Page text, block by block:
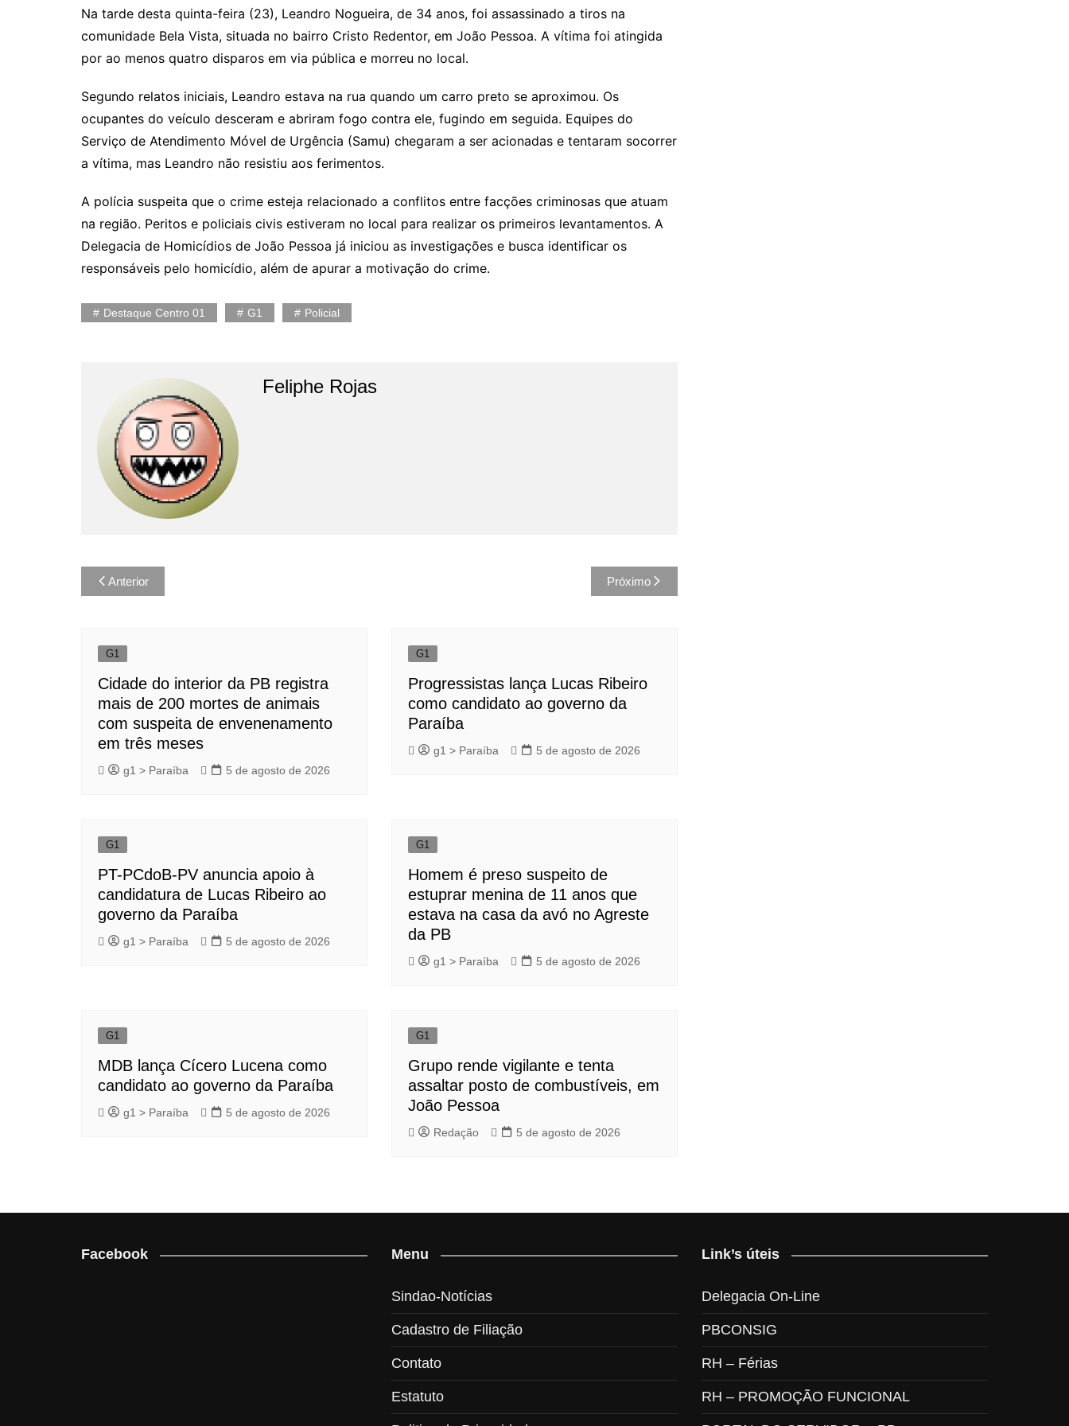
Na tarde desta quinta-feira (23), Leandro Nogueira, de 34 anos, foi assassinado a tiros na
comunidade Bela Vista, situada no bairro Cristo Redentor, em João Pessoa. A vítima foi atingida
por ao menos quatro disparos em via pública e morreu no local.
Segundo relatos iniciais, Leandro estava na rua quando um carro preto se aproximou. Os
ocupantes do veículo desceram e abriram fogo contra ele, fugindo em seguida. Equipes do
Serviço de Atendimento Móvel de Urgência (Samu) chegaram a ser acionadas e tentaram socorrer
a vítima, mas Leandro não resistiu aos ferimentos.
A polícia suspeita que o crime esteja relacionado a conflitos entre facções criminosas que atuam
na região. Peritos e policiais civis estiveram no local para realizar os primeiros levantamentos. A
Delegacia de Homicídios de João Pessoa já iniciou as investigações e busca identificar os
responsáveis pelo homicídio, além de apurar a motivação do crime.
Destaque Centro 01 G1 Policial
Feliphe Rojas
Navegação
de
Anterior Próximo
G1
Cidade do interior da PB registra
mais de 200 mortes de animais
com suspeita de envenenamento
em três meses
g1 > Paraíba 5 de agosto de 2026
G1
Progressistas lança Lucas Ribeiro
como candidato ao governo da
Paraíba
g1 > Paraíba 5 de agosto de 2026
G1
PT-PCdoB-PV anuncia apoio à
candidatura de Lucas Ribeiro ao
governo da Paraíba
g1 > Paraíba 5 de agosto de 2026
G1
Homem é preso suspeito de
estuprar menina de 11 anos que
estava na casa da avó no Agreste
da PB
g1 > Paraíba 5 de agosto de 2026
G1
MDB lança Cícero Lucena como
candidato ao governo da Paraíba
g1 > Paraíba 5 de agosto de 2026
G1
Grupo rende vigilante e tenta
assaltar posto de combustíveis, em
João Pessoa
Redação 5 de agosto de 2026
Facebook Menu
Sindao-Notícias
Cadastro de Filiação
Contato
Estatuto
Link’s úteis
Delegacia On-Line
PBCONSIG
RH – Férias
RH – PROMOÇÃO FUNCIONAL